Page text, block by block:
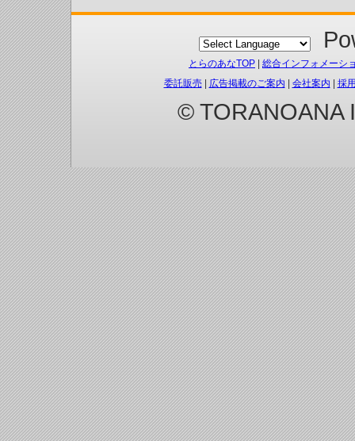
とらのあなTOP
総合インフォメーシ
委託販売| 広告掲載のご案内 会社案内 採
© TORANOANA